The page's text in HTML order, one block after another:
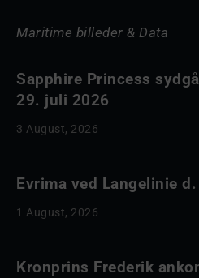
Maritime billeder & Data
Sapphire Princess
29. juli 2026
3 August, 2026
Evrima ved Langelinie
1 August, 2026
Kronprins Frederik